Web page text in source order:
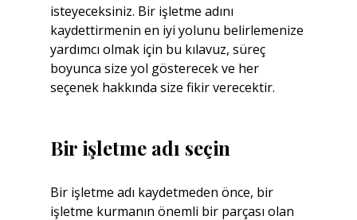
isteyeceksiniz. Bir işletme adını
kaydettirmenin en iyi yolunu belirlemenize
yardımcı olmak için bu kılavuz, süreç
boyunca size yol gösterecek ve her
seçenek hakkında size fikir verecektir.
Bir işletme adı seçin
Bir işletme adı kaydetmeden önce, bir
işletme kurmanın önemli bir parçası olan